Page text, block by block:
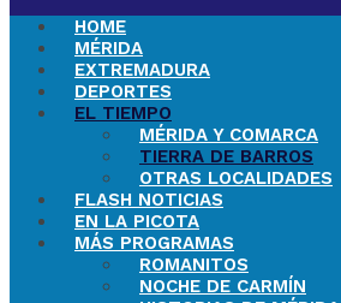
HOME
MÉRIDA
EXTREMADURA
DEPORTES
EL TIEMPO
MÉRIDA Y COMARCA
TIERRA DE BARROS
OTRAS LOCALIDADES
FLASH NOTICIAS
EN LA PICOTA
MÁS PROGRAMAS
ROMANITOS
NOCHE DE CARMÍN